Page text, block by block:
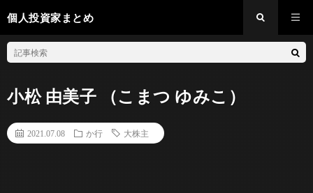
個人投資家まとめ
小松 由美子 （こまつ ゆみこ）
2021.07.08 か行 大株主